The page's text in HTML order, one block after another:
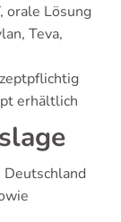
orale Lösung
Teva,
erhältlich
Deutschland